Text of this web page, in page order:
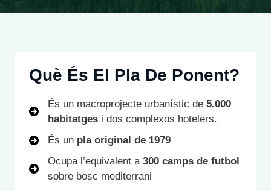
Què És El Pla De Ponent?
És un macroprojecte urbanístic de 5.000
habitatges i dos complexos hotelers.
És un pla original de 1979
Ocupa l’equivalent a 300 camps de futbol
sobre bosc mediterrani